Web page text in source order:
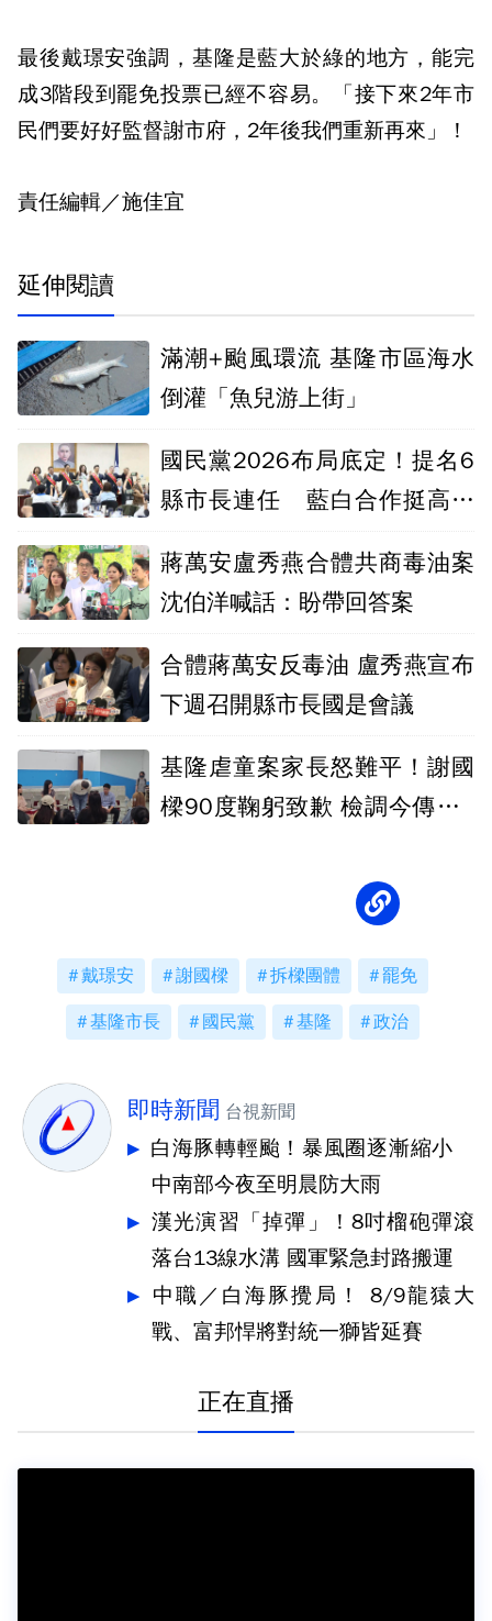
最後戴璟安強調，基隆是藍大於綠的地方，能完
成3階段到罷免投票已經不容易。「接下來2年市
民們要好好監督謝市府，2年後我們重新再來」！
責任編輯／施佳宜
延伸閱讀
滿潮+颱風環流 基隆市區海水
倒灌「魚兒游上街」
國民黨2026布局底定！提名6
縣市長連任 藍白合作挺高虹
蔣萬安盧秀燕合體共商毒油案
沈伯洋喊話：盼帶回答案
合體蔣萬安反毒油 盧秀燕宣布
下週召開縣市長國是會議
基隆虐童案家長怒難平！謝國
樑90度鞠躬致歉 檢調今傳喚6
戴璟安 謝國樑 拆樑團體 罷免
基隆市長 國民黨 基隆 政治
即時新聞 台視新聞
白海豚轉輕颱！暴風圈逐漸縮小
中南部今夜至明晨防大雨
漢光演習「掉彈」！8吋榴砲彈滾
落台13線水溝 國軍緊急封路搬運
中職／白海豚攪局！ 8/9龍猿大
戰、富邦悍將對統一獅皆延賽
正在直播